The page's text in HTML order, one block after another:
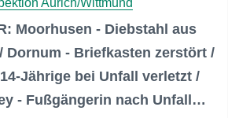
Aurich/Wittmund
Moorhusen - Diebstahl aus
Dornum - Briefkasten zerstört /
Jährige bei Unfall verletzt /
- Fußgängerin nach Unfall…